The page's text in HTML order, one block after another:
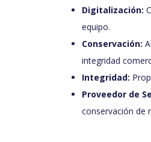
Digitalización:
equipo.
Conservación:
integridad
Integridad:
Proveedor de
conservación de